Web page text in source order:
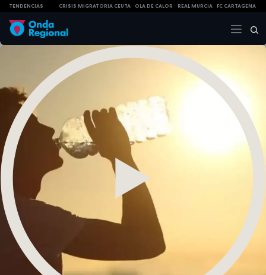
TENDENCIAS CRISIS MIGRATORIA CEUTA OLA DE CALOR REAL MURCIA FC CARTAGENA